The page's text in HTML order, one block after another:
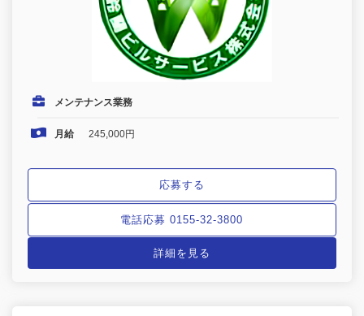
メンテナンス業務
月給 245,000円
応募する
電話応募 0155-32-3800
詳細を見る